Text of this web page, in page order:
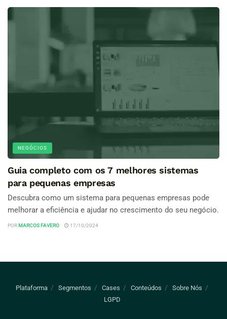
NEGÓCIOS
Guia completo com os 7 melhores sistemas
para pequenas empresas
Descubra como um sistema para pequenas empresas pode
melhorar a eficiência e ajudar no crescimento do seu negócio.
POR MARCOS FAVERO 17/10/2024
Plataforma Segmentos Cases Conteúdos
Sobre Nós
LGPD